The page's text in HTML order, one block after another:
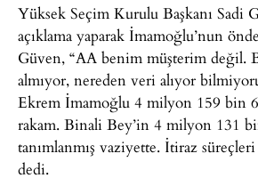
Yüksek Seçim Kurulu Başkanı Sadi
açıklama yaparak İmamoğlu’nun
Güven, “AA benim müşterim değil.
almıyor, nereden veri alıyor
Ekrem İmamoğlu 4 milyon 159 bin
rakam. Binali Bey’in 4 milyon 131
tanımlanmış vaziyette. İtiraz
dedi.